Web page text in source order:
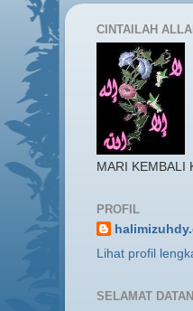
CINTAILAH
MARI KEMBALI
PROFIL
Lihat profil
SELAMAT